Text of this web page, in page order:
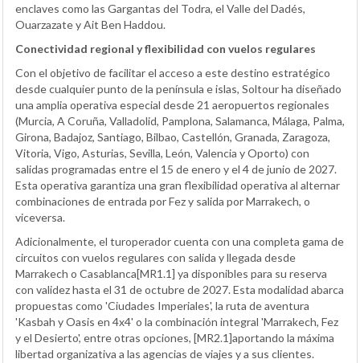
enclaves como las Gargantas del Todra, el Valle del Dadés,
Ouarzazate y Ait Ben Haddou.
Conectividad regional y flexibilidad con vuelos regulares
Con el objetivo de facilitar el acceso a este destino estratégico
desde cualquier punto de la península e islas, Soltour ha diseñado
una amplia operativa especial desde 21 aeropuertos regionales
(Murcia, A Coruña, Valladolid, Pamplona, Salamanca, Málaga, Palma,
Girona, Badajoz, Santiago, Bilbao, Castellón, Granada, Zaragoza,
Vitoria, Vigo, Asturias, Sevilla, León, Valencia y Oporto) con
salidas programadas entre el 15 de enero y el 4 de junio de 2027.
Esta operativa garantiza una gran flexibilidad operativa al alternar
combinaciones de entrada por Fez y salida por Marrakech, o
viceversa.
Adicionalmente, el turoperador cuenta con una completa gama de
circuitos con vuelos regulares con salida y llegada desde
Marrakech o Casablanca[MR1.1] ya disponibles para su reserva
con validez hasta el 31 de octubre de 2027. Esta modalidad abarca
propuestas como 'Ciudades Imperiales', la ruta de aventura
'Kasbah y Oasis en 4x4' o la combinación integral 'Marrakech, Fez
y el Desierto', entre otras opciones, [MR2.1]aportando la máxima
libertad organizativa a las agencias de viajes y a sus clientes.